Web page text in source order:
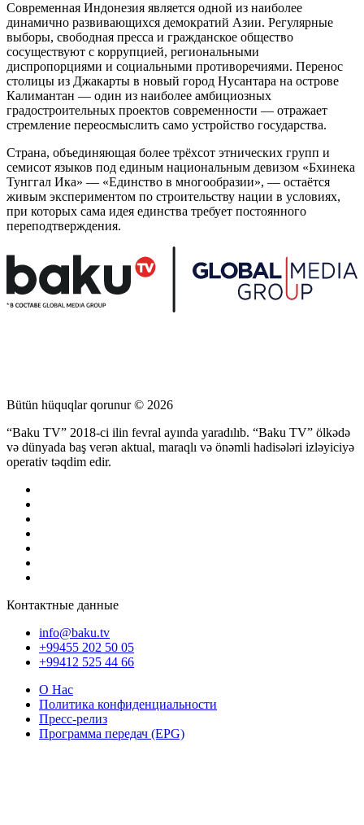
Современная Индонезия является одной из наиболее
динамично развивающихся демократий Азии. Регулярные
выборы, свободная пресса и гражданское общество
сосуществуют с коррупцией, региональными
диспропорциями и социальными противоречиями. Перенос
столицы из Джакарты в новый город Нусантара на острове
Калимантан — один из наиболее амбициозных
градостроительных проектов современности — отражает
стремление переосмыслить само устройство государства.
Страна, объединяющая более трёхсот этнических групп и
семисот языков под единым национальным девизом «Бхинека
Тунггал Ика» — «Единство в многообразии», — остаётся
живым экспериментом по строительству нации в условиях,
при которых сама идея единства требует постоянного
переподтверждения.
Bütün hüquqlar qorunur © 2026
“Baku TV” 2018-ci ilin fevral ayında yaradılıb. “Baku TV” ölkədə
və dünyada baş verən aktual, maraqlı və önəmli hadisələri izləyiciyə
operativ təqdim edir.
Контактные данные
info@baku.tv
+99455 202 50 05
+99412 525 44 66
О Нас
Политика конфиденциальности
Пресс-релиз
Программа передач (EPG)